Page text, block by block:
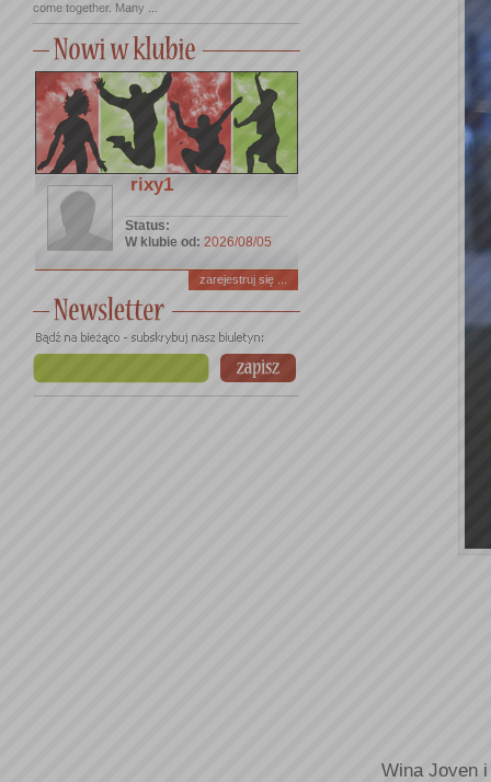
come together. Many ...
rixy1
Status:
W klubie od: 2026/08/05
zarejestruj się ...
Wina Joven i